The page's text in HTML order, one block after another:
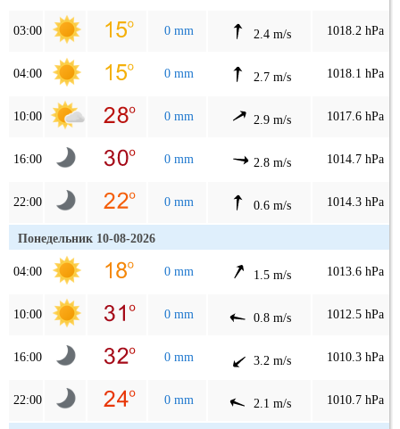
03:00 0 mm 2.4 m/s 1018.2 hPa
04:00 0 mm 2.7 m/s 1018.1 hPa
10:00 0 mm 2.9 m/s 1017.6 hPa
16:00 0 mm 2.8 m/s 1014.7 hPa
22:00 0 mm 0.6 m/s 1014.3 hPa
Понедельник 10-08-2026
04:00 0 mm 1.5 m/s 1013.6 hPa
10:00 0 mm 0.8 m/s 1012.5 hPa
16:00 0 mm 3.2 m/s 1010.3 hPa
22:00 0 mm 2.1 m/s 1010.7 hPa